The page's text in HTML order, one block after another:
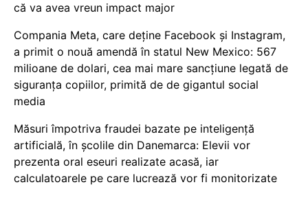
că va avea vreun impact major
Compania Meta, care deține Facebook și Instagram,
a primit o nouă amendă în statul New Mexico: 567
milioane de dolari, cea mai mare sancțiune legată de
siguranța copiilor, primită de de gigantul social
media
Măsuri împotriva fraudei bazate pe inteligență
artificială, în școlile din Danemarca: Elevii vor
prezenta oral eseuri realizate acasă, iar
calculatoarele pe care lucrează vor fi monitorizate